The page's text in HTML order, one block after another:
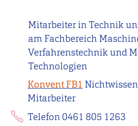
Mitarbeiter in Technik
am Fachbereich
Verfahrenstechnik und
Technologien
Konvent FB1
Mitarbeiter
Telefon 0461 805 1263